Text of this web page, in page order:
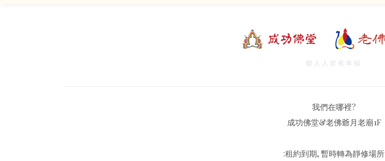
願人人皆有幸福
我們在哪裡?
成功佛堂&老佛爺月老廟1F
:租約到期, 暫時轉為靜修場所